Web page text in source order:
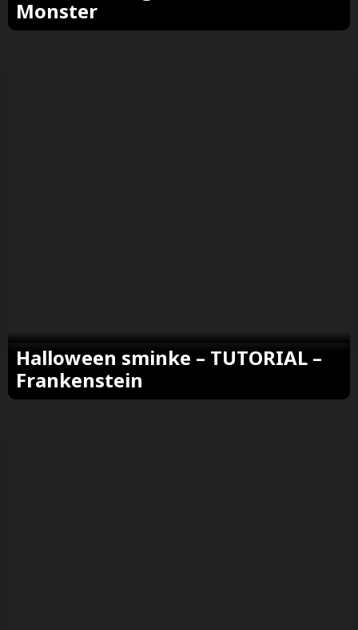
Monster
Halloween sminke – TUTORIAL –
Frankenstein